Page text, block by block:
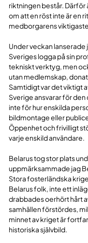
riktningen består. Därför
om att en röst inte är en
medborgarens
Under veckan
Sveriges logga på sin
tekniskt verktyg, men
utan medlemskap,
Samtidigt var det viktigt
Sverige ansvarar för
inte för hur enskilda
bildmontage eller
Öppenhet och frivilligt
varje enskild användare.
Belarus tog stor plats
uppmärksammade jag
Stora fosterländska
Belarus folk, inte ett
drabbades oerhört hårt
samhällen förstördes,
minnet av kriget är
historiska självbild.